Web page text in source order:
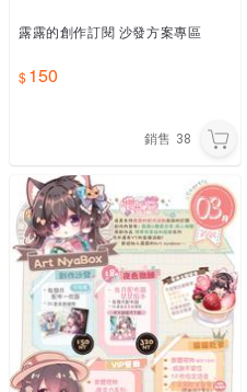
露露的創作訂閱 沙發方案專區
150
銷售 38